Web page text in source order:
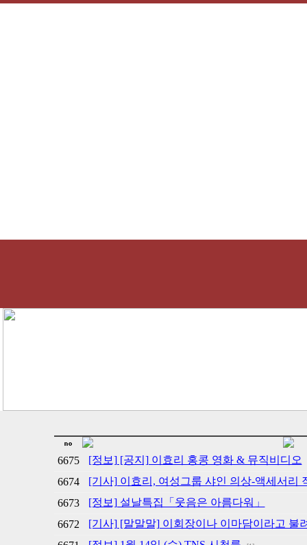
6675
[정보] [공지] 이효리 홍콩 영화 & 뮤직비디오
6674
[기사] 이효리, 여성그룹 샤인 의상-액세서리
6673
[정보] 설날특집「웃음은 아름다워」
6672
[기사] [말말말] 이회장이나 이마담이라고 불